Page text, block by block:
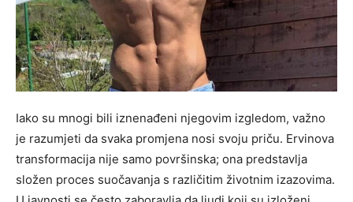
Iako su mnogi bili iznenađeni njegovim izgledom, važno
je razumjeti da svaka promjena nosi svoju priču. Ervinova
transformacija nije samo površinska; ona predstavlja
složen proces suočavanja s različitim životnim izazovima.